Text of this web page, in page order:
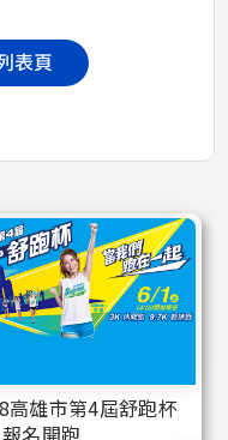
高雄市第4屆舒跑杯
名開跑